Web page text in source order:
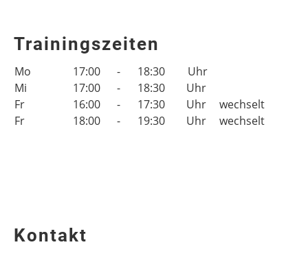
Trainingszeiten
Mo 17:00 - 18:30
Uhr
Mi
17:00 - 18:30
Uhr
Fr
16:00 - 17:30 Uhr
wechselt
Fr
18:00 - 19:30 Uhr wechselt
Kontakt